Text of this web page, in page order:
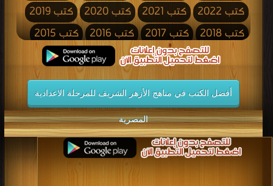
كتب 2022
كتب 2021 كتب 2020
كتب 2019
كتب 2018
كتب 2017 كتب 2016
كتب 2015
كتب 2013 كتب 2012
كتب 2011
كتب 2010
كتب 2009 كتب 2008
كتب 2007
كتب 2006
كتب 2005 كتب 2004
كتب 2003
كتب 2002
كتب 2001 كتب 2000
كتب 1999
كتب 1998
كتب 1997 كتب 1996
كتب 1995
كتب 1994
كتب 1993 كتب 1992
كتب 1991
أفضل الكتب في مناهج الأزهر الشريف للمرحلة الاعدادية
المصرية